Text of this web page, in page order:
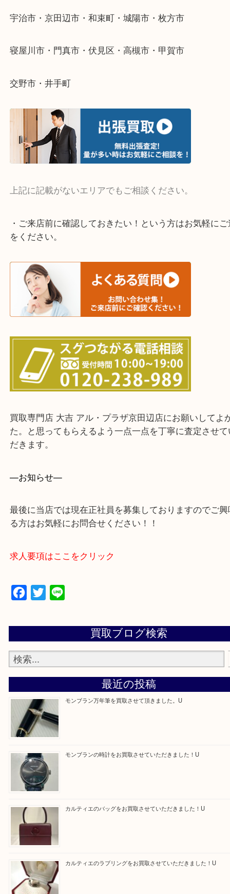
そんなときはお気軽にご相談ください。
・よく伺う出張買取エリア
宇治市・京田辺市・和束町・城陽市・枚方市
寝屋川市・門真市・伏見区・高槻市・甲賀市
交野市・井手町
上記に記載がないエリアでもご相談ください。
・ご来店前に確認しておきたい！という方はお気軽
をください。
買取専門店 大吉 アル・プラザ京田辺店にお願いし
た。と思ってもらえるよう一点一点を丁寧に査定さ
だきます。
最後に当店では現在正社員を募集しておりますの
る方はお気軽にお問合せください！！
求人要項はここをクリック
Facebook
Twitter
Line